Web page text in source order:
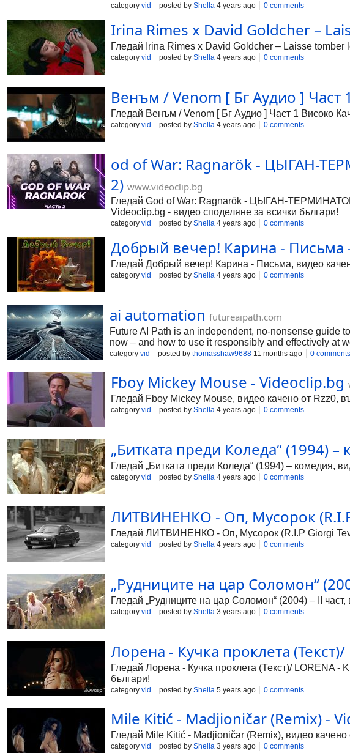
category vid posted by Shella 4 years ago 0 comments
Irina Rimes x David Goldcher –
Гледай Irina Rimes x David Goldcher – Laisse
category vid posted by Shella 4 years ago 0 comments
Венъм / Venom [ Бг Аудио ] Част
Гледай Венъм / Venom [ Бг Аудио ] Част 1 Високо
category vid posted by Shella 4 years ago 0 comments
od of War: Ragnarök - ЦЫГАН-
2) www.videoclip.bg
Гледай God of War: Ragnarök - ЦЫГАН-
Videoclip.bg - видео споделяне за всички българи!
category vid posted by Shella 4 years ago 0 comments
Добрый вечер! Карина - Письма
Гледай Добрый вечер! Карина - Письма, видео
category vid posted by Shella 4 years ago 0 comments
ai automation futureaipath.com
Future AI Path is an independent, no-nonsense guide
now – and how to use it responsibly and effectively at
focus on hands-on techniques, decision frameworks,
category vid posted by thomasshaw9688 11 months ago 0 comments
Fboy Mickey Mouse - Videoclip.bg
Гледай Fboy Mickey Mouse, видео качено от Rzz0,
category vid posted by Shella 4 years ago 0 comments
„Битката преди Коледа“ (1994)
Гледай „Битката преди Коледа“ (1994) – комедия,
category vid posted by Shella 4 years ago 0 comments
ЛИТВИНЕНКО - Оп, Мусорок
Гледай ЛИТВИНЕНКО - Оп, Мусорок (R.I.P Giorgi
category vid posted by Shella 4 years ago 0 comments
„Рудниците на цар Соломон“
Гледай „Рудниците на цар Соломон“ (2004) – II
category vid posted by Shella 3 years ago 0 comments
Лорена - Кучка проклета (Текст)/
Гледай Лорена - Кучка проклета (Текст)/ LORENA
българи!
category vid posted by Shella 5 years ago 0 comments
Mile Kitić - Madjioničar (Remix) -
Гледай Mile Kitić - Madjioničar (Remix), видео
category vid posted by Shella 3 years ago 0 comments